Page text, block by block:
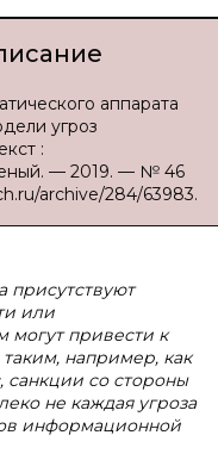
аппарата
угроз
:
— 2019. — № 46
archive/284/63983.
присутствуют
или
могут привести к
например, как
санкции со стороны
не каждая угроза
информационной